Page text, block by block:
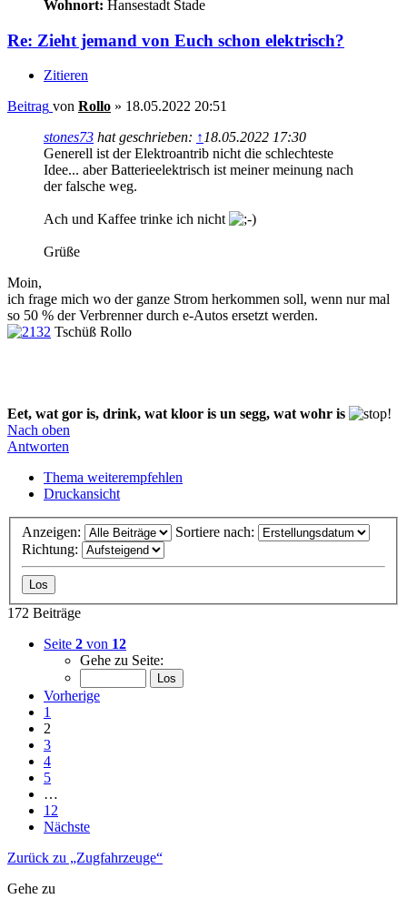
Wohnort: Hansestadt Stade
Re: Zieht jemand von Euch schon elektrisch?
Zitieren
Beitrag von Rollo » 18.05.2022 20:51
stones73 hat geschrieben: ↑18.05.2022 17:30
Generell ist der Elektroantrib nicht die schlechteste
Idee... aber Batterieelektrisch ist meiner meinung nach
der falsche weg.
Ach und Kaffee trinke ich nicht
Grüße
Moin,
ich frage mich wo der ganze Strom herkommen soll, wenn nur mal
so 50 % der Verbrenner durch e-Autos ersetzt werden.
Tschüß Rollo
Eet, wat gor is, drink, wat kloor is un segg, wat wohr is
Nach oben
Antworten
Thema weiterempfehlen
Druckansicht
Anzeigen:
Sortiere nach:
Richtung:
172 Beiträge
Seite 2 von 12
Gehe zu Seite:
Vorherige
1
2
3
4
5
…
12
Nächste
Zurück zu „Zugfahrzeuge“
Gehe zu